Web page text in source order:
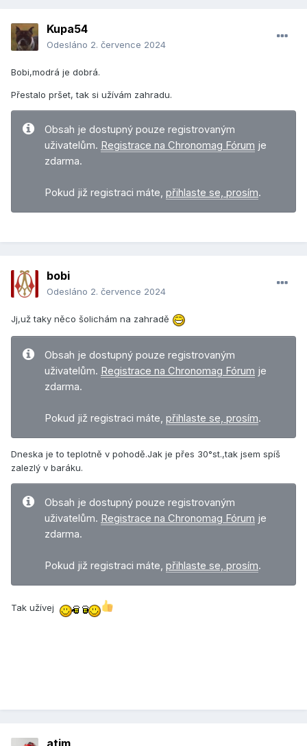
Kupa54
Odesláno 2. července 2024
Bobi,modrá je dobrá.
Přestalo pršet, tak si užívám zahradu.
Obsah je dostupný pouze registrovaným
uživatelům. Registrace na Chronomag Fórum je
zdarma.
Pokud již registraci máte, přihlaste se, prosím.
bobi
Odesláno 2. července 2024
Jj,už taky něco šolichám na zahradě
Obsah je dostupný pouze registrovaným
uživatelům. Registrace na Chronomag Fórum je
zdarma.
Pokud již registraci máte, přihlaste se, prosím.
Dneska je to teplotně v pohodě.Jak je přes 30°st.,tak jsem spíš
zalezlý v baráku.
Obsah je dostupný pouze registrovaným
uživatelům. Registrace na Chronomag Fórum je
zdarma.
Pokud již registraci máte, přihlaste se, prosím.
Tak užívej